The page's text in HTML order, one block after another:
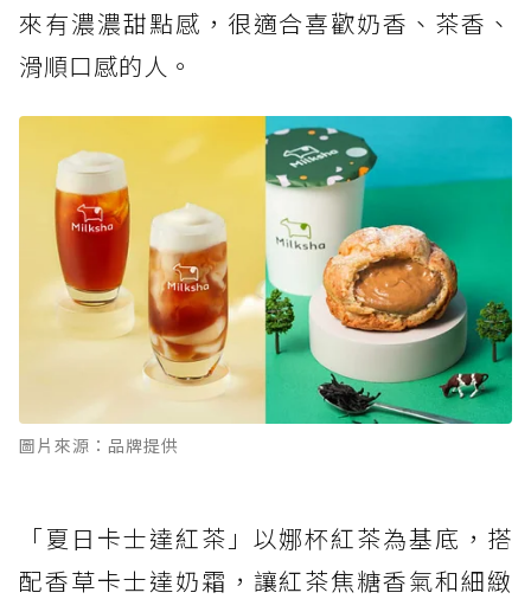
來有濃濃甜點感，很適合喜歡奶香、茶香、
滑順口感的人。
圖片來源：品牌提供
「夏日卡士達紅茶」以娜杯紅茶為基底，搭
配香草卡士達奶霜，讓紅茶焦糖香氣和細緻